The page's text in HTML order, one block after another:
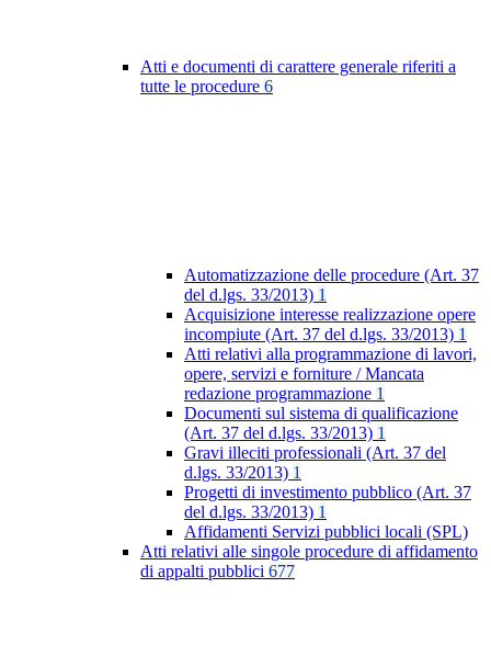
Atti e documenti di carattere generale riferiti a
tutte le procedure 6
Automatizzazione delle procedure (Art. 37
del d.lgs. 33/2013) 1
Acquisizione interesse realizzazione opere
incompiute (Art. 37 del d.lgs. 33/2013) 1
Atti relativi alla programmazione di lavori,
opere, servizi e forniture / Mancata
redazione programmazione 1
Documenti sul sistema di qualificazione
(Art. 37 del d.lgs. 33/2013) 1
Gravi illeciti professionali (Art. 37 del
d.lgs. 33/2013) 1
Progetti di investimento pubblico (Art. 37
del d.lgs. 33/2013) 1
Affidamenti Servizi pubblici locali (SPL)
Atti relativi alle singole procedure di affidamento
di appalti pubblici 677